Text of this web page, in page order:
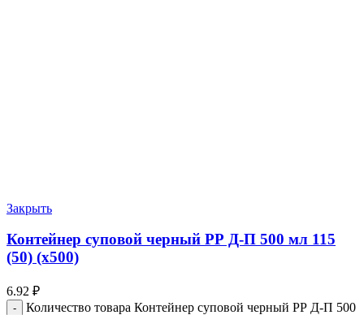
Закрыть
Контейнер суповой черный РР Д-П 500 мл 115
(50) (х500)
6.92 ₽
Количество товара Контейнер суповой черный РР Д-П 500